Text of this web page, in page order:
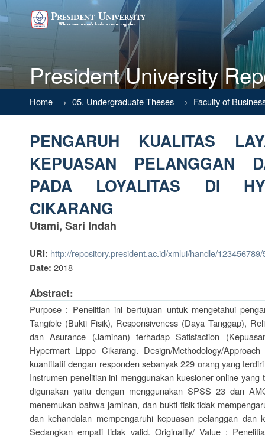
President University
PENGARUH KUALITAS
Home → 05. Undergraduate Theses → Faculty of
PENGARUH KUALITAS
KEPUASAN PELANGGAN
PADA LOYALITAS DI
CIKARANG
Utami, Sari Indah
URI: http://repository.president.ac.id/xmlui/handle/
Date: 2018
Abstract:
Purpose : Penelitian ini bertujuan untuk mengetahui
Tangible (Bukti Fisik), Responsiveness (Daya Tanggap),
dan Asurance (Jaminan) terhadap Satisfaction
Hypermart Lippo Cikarang. Design/Methodology/
kuantitatif dengan responden sebanyak 229 orang yang
Instrumen penelitian ini menggunakan kuesioner online
digunakan yaitu dengan menggunakan SPSS 23 dan
menemukan bahwa jaminan, dan bukti fisik tidak
dan kehandalan mempengaruhi kepuasan pelanggan dan
Sedangkan empati tidak valid. Originality/ Value :